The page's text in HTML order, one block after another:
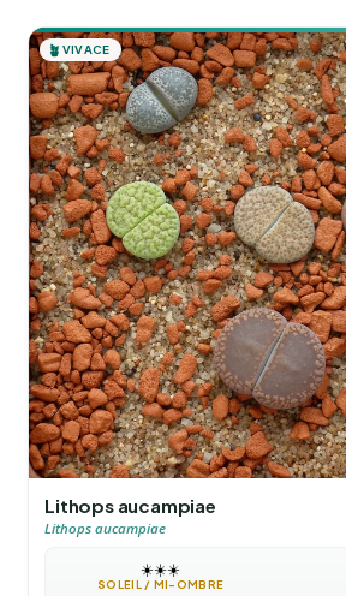
🪴 VIVACE
Lithops aucampiae
Lithops aucampiae
☀️☀️☀️
SOLEIL / MI-OMBRE